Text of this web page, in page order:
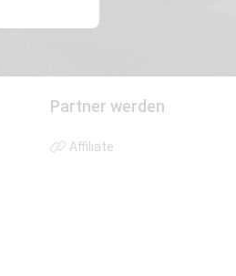
Partner werden
Affiliate